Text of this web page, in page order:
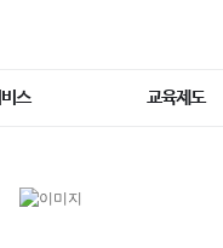
스 교육제도